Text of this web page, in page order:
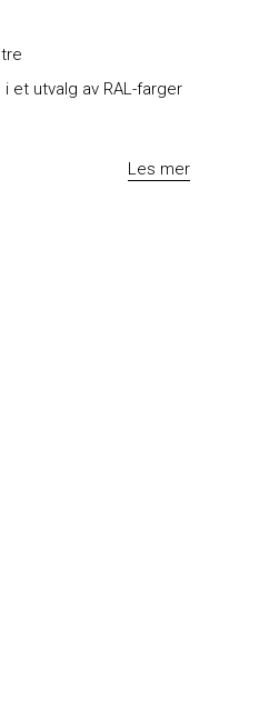
et utvalg av RAL-farger
Les mer